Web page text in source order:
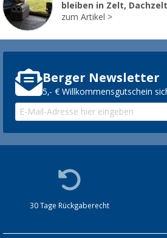
bleiben in Zelt,
zum Artikel
Berger Newsletter
5,- € Willkommensgutschein
30 Tage Rückgaberecht